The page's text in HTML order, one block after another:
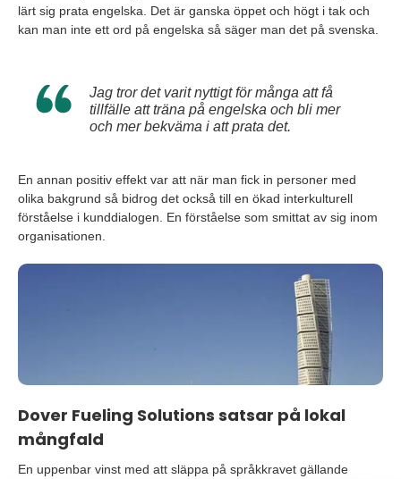
lärt sig prata engelska. Det är ganska öppet och högt i tak och
kan man inte ett ord på engelska så säger man det på svenska.
Jag tror det varit nyttigt för många att få
tillfälle att träna på engelska och bli mer
och mer bekväma i att prata det.
En annan positiv effekt var att när man fick in personer med
olika bakgrund så bidrog det också till en ökad interkulturell
förståelse i kunddialogen. En förståelse som smittat av sig inom
organisationen.
Dover Fueling Solutions satsar på lokal
mångfald
En uppenbar vinst med att släppa på språkkravet gällande